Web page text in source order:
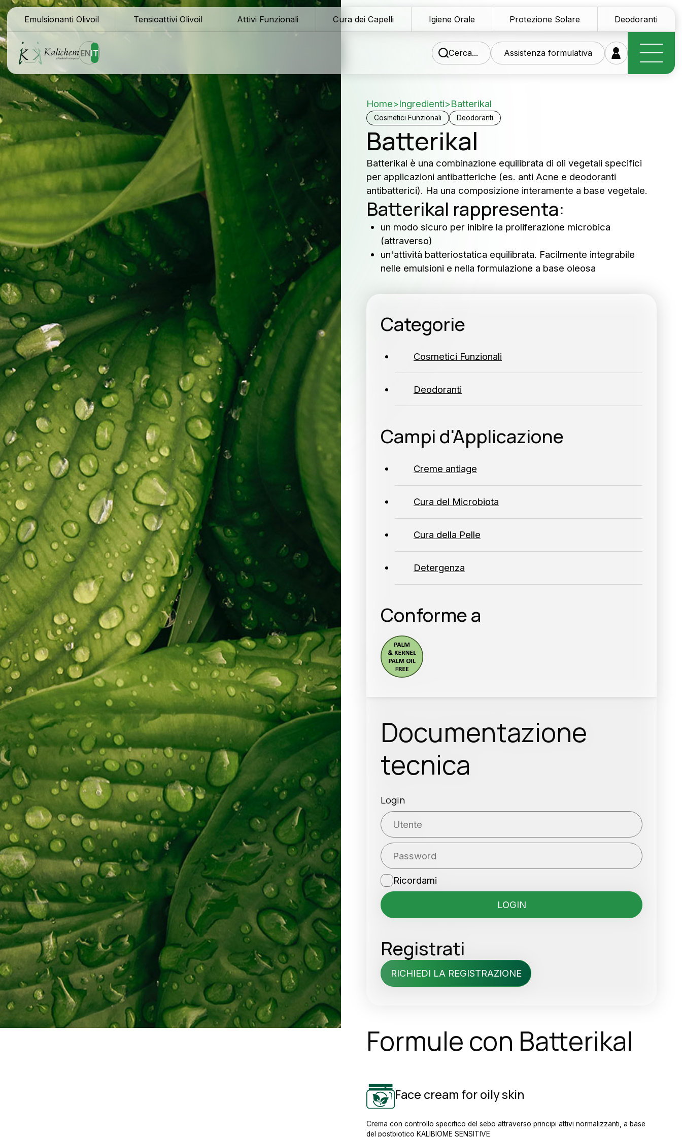
Emulsionanti Olivoil Tensioattivi Olivoil Attivi Funzionali Cura dei Capelli Igiene Orale Protezione Solare Deodoranti
ENIT Cerca... Assistenza formulativa
Homepage
Ingredienti
Formule
Perchè Kalichem?
La nostra storia
Qualità e Servizi
News ed Eventi
Blog tecnico
Download Area
Rete di distribuzione
Assistenza formulativa
Contattaci
Lavora con noi
Newsletter
Seguici suLinkedin
La nostra ricerca al vostro
servizio
Produttori di materie prime innovative per il settore personal
care e cosmetico
Iscriviti alla nostra newsletter
ISCRIVITI
Home>Ingredienti>Batterikal
Cosmetici Funzionali Deodoranti
Batterikal
Batterikal è una combinazione equilibrata di oli vegetali specifici
per applicazioni antibatteriche (es. anti Acne e deodoranti
antibatterici). Ha una composizione interamente a base vegetale.
Batterikal rappresenta:
un modo sicuro per inibire la proliferazione microbica
(attraverso)
un'attività batteriostatica equilibrata. Facilmente integrabile
nelle emulsioni e nella formulazione a base oleosa
Categorie
Cosmetici Funzionali
Deodoranti
Campi d'Applicazione
Creme antiage
Cura del Microbiota
Cura della Pelle
Detergenza
Conforme a
Documentazione
tecnica
Login
Ricordami
Registrati
RICHIEDI LA REGISTRAZIONE
Formule con Batterikal
Face cream for oily skin
Crema con controllo specifico del sebo attraverso principi attivi normalizzanti, a base
del postbiotico KALIBIOME SENSITIVE